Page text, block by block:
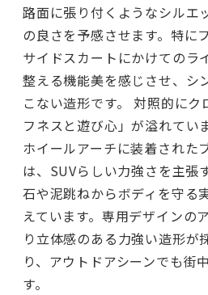
路面に張り付くようなシルエ
の良さを予感させます。特に
サイドスカートにかけてのラ
整える機能美を感じさせ、シ
こない造形です。 対照的に
フネスと遊び心」が溢れてい
ホイールアーチに装着された
は、SUVらしい力強さを主張
石や泥跳ねからボディを守る
えています。専用デザインの
り立体感のある力強い造形が
り、アウトドアシーンでも街
す。